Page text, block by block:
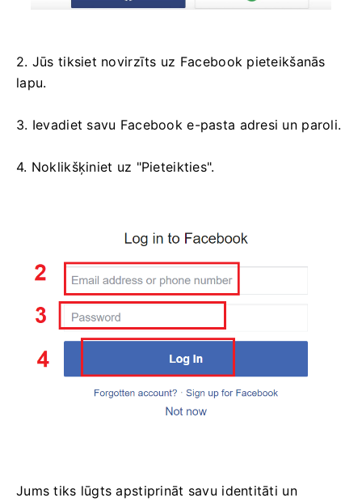
2. Jūs tiksiet novirzīts uz Facebook pieteikšanās
lapu.
3. Ievadiet savu Facebook e-pasta adresi un paroli.
4. Noklikšķiniet uz "Pieteikties".
Jums tiks lūgts apstiprināt savu identitāti un